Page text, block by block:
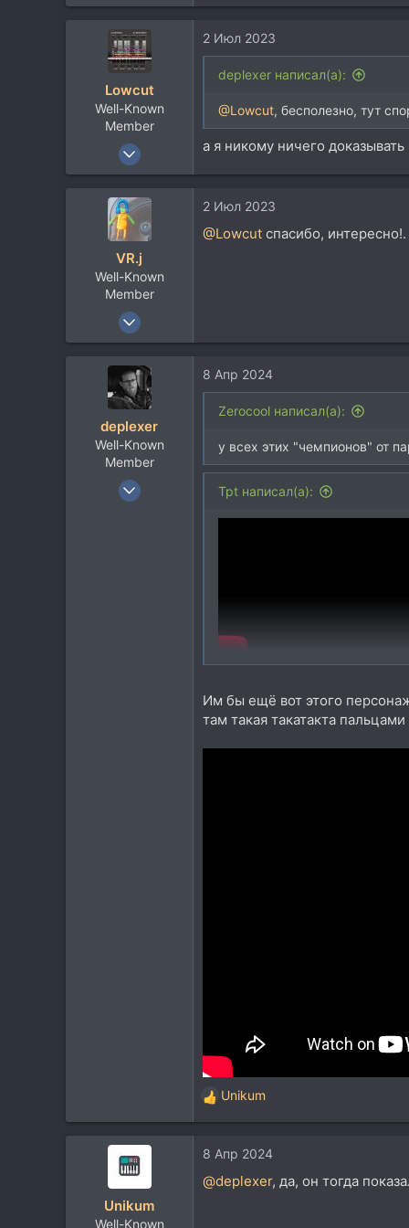
8.935
е
к
ц
Lowcut
Well-Known
Member
19 Апр 2017
2.583
1.608
2 Июл 2023
deplexer написал(а):
@Lowcut, бесполезно, тут
а я никому ничего
VR.j
Well-Known
Member
29 Апр 2014
944
2 Июл 2023
@Lowcut спасибо,
deplexer
Well-Known
Member
9 Янв 2012
8 Апр 2024
Zerocool написал(а):
у всех этих "чемпионов" от
Tpt написал(а):
Им бы ещё вот этого
там такая такатакта пальцами
Р
е
к
и
Unikum
Unikum
Well-Known
8 Апр 2024
@deplexer, да, он тогда